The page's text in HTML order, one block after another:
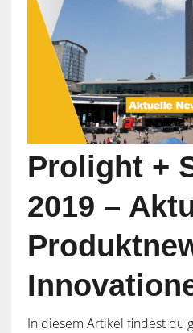
Prolight +
2019 –
In diesem Artikel findest du